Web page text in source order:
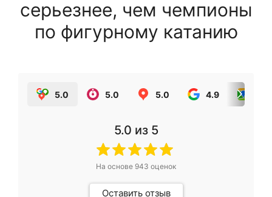
серьезнее, чем чемпионы
по фигурному катанию
5.0 5.0 5.0 4.9
5.0 из 5
На основе 943 оценок
Оставить отзыв